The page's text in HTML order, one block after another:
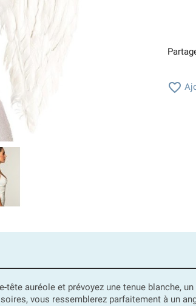

tête auréole et prévoyez une tenue blanche,
vous ressemblerez parfaitement à un